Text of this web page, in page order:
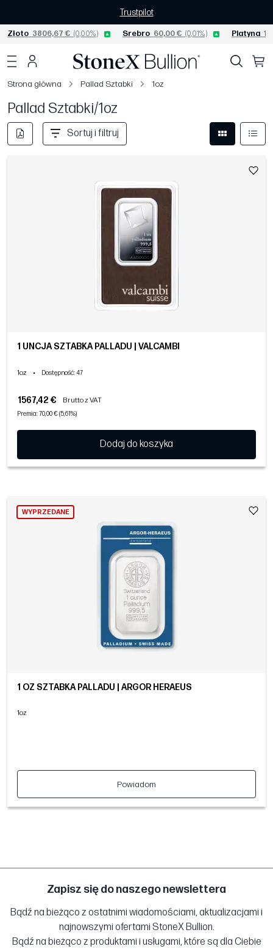
Trustpilot
Złoto 3806,67 € (0,00%) Srebro 60,00 € (0,01%) Platyna
Strona główna Pallad Sztabki 1oz
Pallad Sztabki/1oz
Sortuj i filtruj
1 UNCJA SZTABKA PALLADU | VALCAMBI
1oz • Dostępność: 47
1567,42 € Brutto z VAT
Premia: 70,00 € (5,61%)
Dodaj do koszyka
WYPRZEDANE
1 OZ SZTABKA PALLADU | ARGOR HERAEUS
1oz
Powiadom
Zapisz się do naszego newslettera
Bądź na bieżąco z ostatnimi wiadomościami, aktualizacjami i
najnowszymi ofertami StoneX Bullion.
Bądź na bieżąco z produktami i usługami, które są dla Ciebie